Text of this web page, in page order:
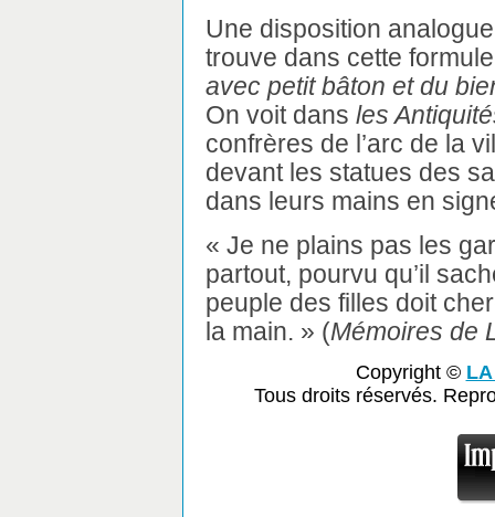
Une disposition
trouve dans cette
avec petit bâton et du
On voit dans les
confrères de l’arc de la
devant les statues des
dans leurs mains en
« Je ne plains pas les
partout, pourvu qu’il
peuple des filles doit
la main. » (Mémoires de
Copyright ©
Tous droits réservés.